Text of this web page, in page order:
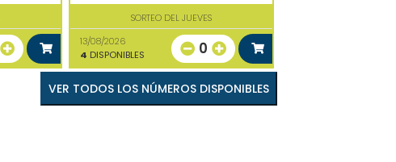
SORTEO DEL JUEVES
13/08/2026
4 DISPONIBLES 0
VER TODOS LOS NÚMEROS DISPONIBLES